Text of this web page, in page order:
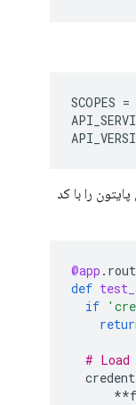
پایتون را با کد
@app .
def
if
#
**